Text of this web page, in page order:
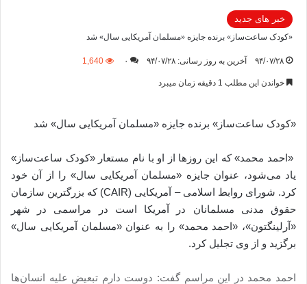
خبر های جدید
«کودک ساعت‌ساز» برنده جایزه «مسلمان آمریکایی سال» شد
۹۴/۰۷/۲۸ آخرین به روز رسانی: ۹۴/۰۷/۲۸ ۰ 1,640
خواندن این مطلب 1 دقیقه زمان میبرد
«کودک ساعت‌ساز» برنده جایزه «مسلمان آمریکایی سال» شد
«احمد محمد» که این روزها از او با نام مستعار «کودک ساعت‌ساز»
یاد می‌شود، عنوان جایزه «مسلمان آمریکایی سال» را از آن خود
کرد. شورای روابط اسلامی – آمریکایی (CAIR) که بزرگترین سازمان
حقوق مدنی مسلمانان در آمریکا است در مراسمی در شهر
«آرلینگتون»، «احمد محمد» را به عنوان «مسلمان آمریکایی سال»
برگزید و از وی تجلیل کرد.
احمد محمد در این مراسم گفت: دوست دارم تبعیض علیه انسا‌ن‌ها